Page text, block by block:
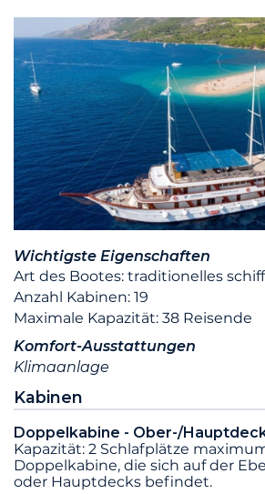
Wichtigste Eigenschaften
Art des Bootes: traditionelles schiff
Anzahl Kabinen: 19
Maximale Kapazität: 38 Reisende
Komfort-Ausstattungen
Klimaanlage
Kabinen
Doppelkabine - Ober-/
Kapazität: 2 Schlafplätze
Doppelkabine, die sich auf der
oder Hauptdecks befindet.